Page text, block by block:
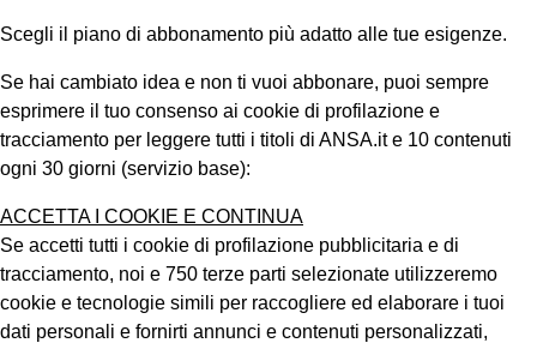
Scegli il piano di abbonamento più adatto alle tue esigenze.
Se hai cambiato idea e non ti vuoi abbonare, puoi sempre
esprimere il tuo consenso ai cookie di profilazione e
tracciamento per leggere tutti i titoli di ANSA.it e 10 contenuti
ogni 30 giorni (servizio base):
ACCETTA I COOKIE E CONTINUA
Se accetti tutti i cookie di profilazione pubblicitaria e di
tracciamento, noi e 750 terze parti selezionate utilizzeremo
cookie e tecnologie simili per raccogliere ed elaborare i tuoi
dati personali e fornirti annunci e contenuti personalizzati,